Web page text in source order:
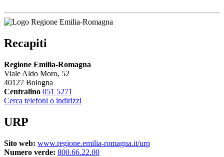
Recapiti
Regione Emilia-Romagna
Viale Aldo Moro, 52
40127 Bologna
Centralino 051 5271
Cerca telefoni o indirizzi
URP
Sito web: www.regione.emilia-romagna.it/urp
Numero verde: 800.66.22.00